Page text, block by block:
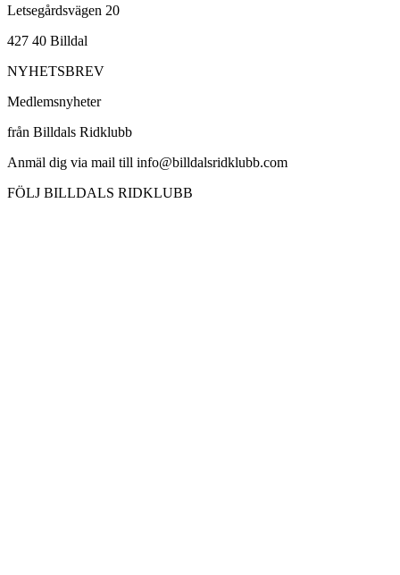
Letsegårdsvägen 20
427 40 Billdal
NYHETSBREV
Medlemsnyheter
från Billdals Ridklubb
Anmäl dig via mail till info@billdalsridklubb.com
FÖLJ BILLDALS RIDKLUBB